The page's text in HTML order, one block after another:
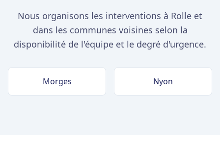
Nous organisons les interventions à Rolle et
dans les communes voisines selon la
disponibilité de l'équipe et le degré d'urgence.
Morges Nyon